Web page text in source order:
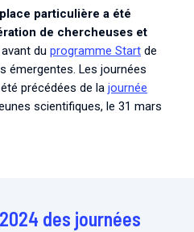
particulière a été
de chercheuses et
du programme Start de
émergentes. Les journées
précédées de la journée
scientifiques, le 31 mars
des journées